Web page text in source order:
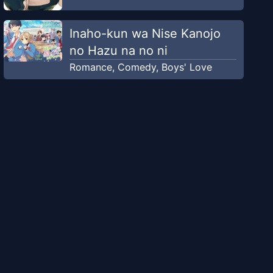
Inaho-kun wa Nise Kanojo
no Hazu na no ni
Romance, Comedy, Boys' Love